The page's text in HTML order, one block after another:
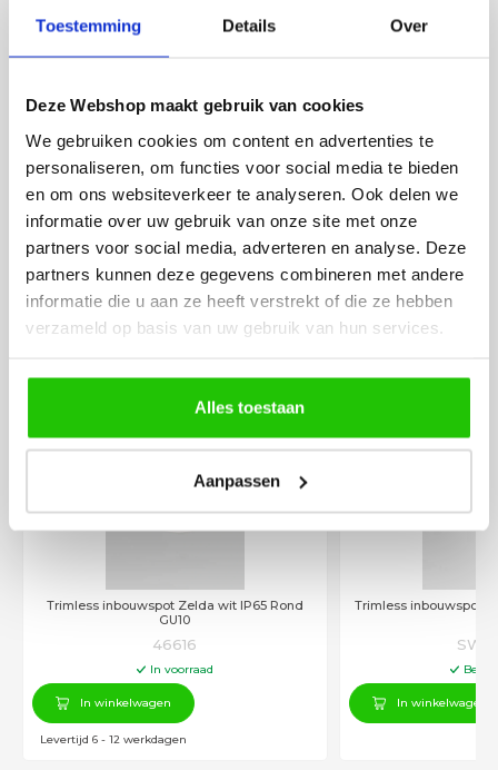
Toestemming Details Over
Deze Webshop maakt gebruik van cookies
We gebruiken cookies om content en advertenties te
personaliseren, om functies voor social media te bieden
en om ons websiteverkeer te analyseren. Ook delen we
informatie over uw gebruik van onze site met onze
partners voor social media, adverteren en analyse. Deze
partners kunnen deze gegevens combineren met andere
informatie die u aan ze heeft verstrekt of die ze hebben
verzameld op basis van uw gebruik van hun services.
Alles toestaan
Aanpassen
besteld. De volgende dag
werd deze al bezorgd. Super
volledig naar wens.
eenvoudig te
MEER PRODUCTEN
UIT DE SERIE ZELDA
Trimless inbouwspot Zelda wit IP65 Rond
GU10
46616
In voorraad
In winkelwagen
Levertijd 6 - 12 werkdagen
Trimless inbouwspot
In winkelwagen